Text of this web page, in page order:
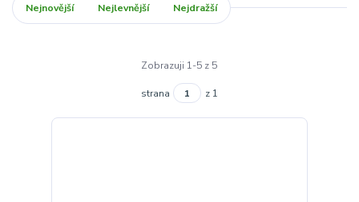
Nejnovější Nejlevnější Nejdražší
Zobrazuji 1-5 z 5
strana z 1